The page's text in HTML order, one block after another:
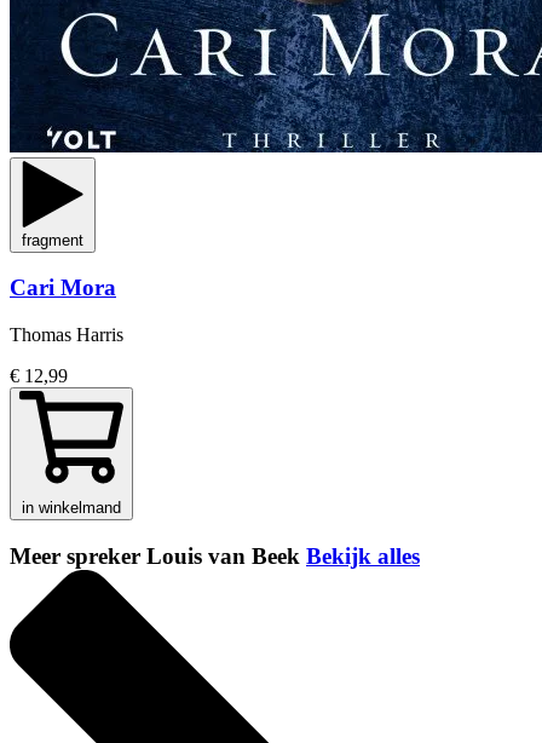
fragment
Cari Mora
Thomas Harris
€ 12,99
in winkelmand
Meer spreker Louis van Beek Bekijk alles